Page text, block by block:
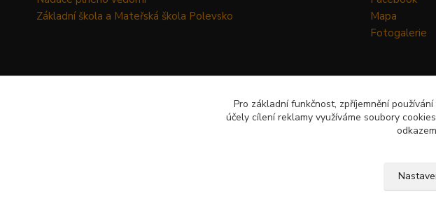
Základní škola a Mateřská škola Polevsko
Mapa
Fotogalerie
Pro základní funkčnost, zpříjemnění
účely cílení reklamy využíváme soubory